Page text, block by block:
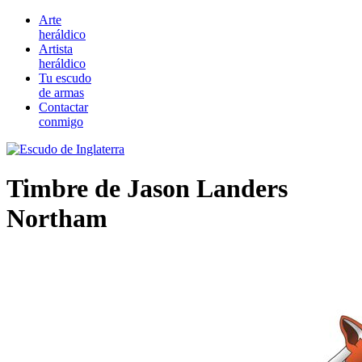
Arte
heráldico
Artista
heráldico
Tu escudo
de armas
Contactar
conmigo
Timbre de Jason Landers
Northam